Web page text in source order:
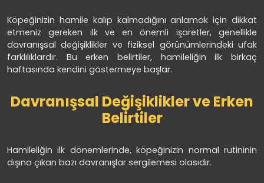
Köpeğinizin hamile kalıp kalmadığını anlamak için dikkat
etmeniz gereken ilk ve en önemli işaretler, genellikle
davranışsal değişiklikler ve fiziksel görünümlerindeki ufak
farklılıklardır. Bu erken belirtiler, hamileliğin ilk birkaç
haftasında kendini göstermeye başlar.
Davranışsal Değişiklikler ve Erken
Belirtiler
Hamileliğin ilk dönemlerinde, köpeğinizin normal rutininin
dışına çıkan bazı davranışlar sergilemesi olasıdır.